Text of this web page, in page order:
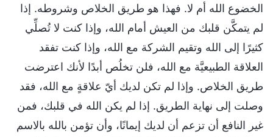
الخضوع الله أم لا. فهذا هو طريق الخلاص وشروطه. إذا
لم يتمكَّن قلبك من العيش أمام الله، وإذا كنت لا تُصلِّي
كثيرًا إلى الله وتقيم الشركة مع الله، وإذا كنت تفقد
العلاقة الطبيعيَّة مع الله، فلن تخلُص أبدًا لأنك اعترضت
طريق الخلاص. وإذا لم تكن لديك أيّ علاقةٍ مع الله، فقد
وصلت إلى نهاية الطريق. إذا لم يكن الله في قلبك، فمن
غير النافع أن تزعم أن لديك إيمانًا، وأن تؤمن بالله بالاسم